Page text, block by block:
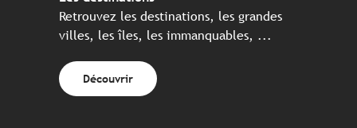
Retrouvez les destinations, les grandes
villes, les îles, les immanquables, ...
Découvrir